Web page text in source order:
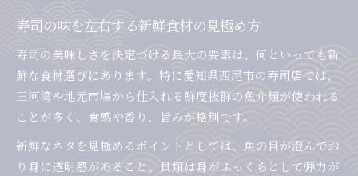
寿司の味を左右する新鮮食材の見極め方
寿司の美味しさを決定づける最大の要素は、何といっても新
鮮な食材選びにあります。特に愛知県西尾市の寿司店では、
三河湾や地元市場から仕入れる鮮度抜群の魚介類が使われる
ことが多く、食感や香り、旨みが格別です。
新鮮なネタを見極めるポイントとしては、魚の目が澄んでお
り身に透明感があること、貝類は身がふっくらとして弾力が